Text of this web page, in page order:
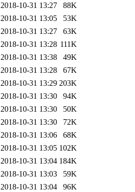
2018-10-31 13:27
88K
2018-10-31 13:05
53K
2018-10-31 13:27
63K
2018-10-31 13:28 111K
2018-10-31 13:38
49K
2018-10-31 13:28
67K
2018-10-31 13:29 203K
2018-10-31 13:30
94K
2018-10-31 13:30
50K
2018-10-31 13:30
72K
2018-10-31 13:06
68K
2018-10-31 13:05 102K
2018-10-31 13:04 184K
2018-10-31 13:03
59K
2018-10-31 13:04
96K